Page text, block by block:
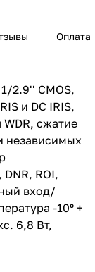
Оплата
2.9'' CMOS,
и DC IRIS,
сжатие
независимых
ROI,
вход/
-10º +
6,8 Вт,